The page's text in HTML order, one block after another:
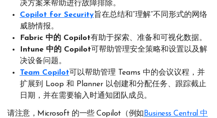
决方案来帮助进行故障排除。
Copilot for Security旨在总结和“理解”不同形式的网络
威胁情报。
Fabric 中的 Copilot有助于探索、准备和可视化数据。
Intune 中的 Copilot可帮助管理安全策略和设置以及解
决设备问题。
Team Copilot可以帮助管理 Teams 中的会议议程，并
扩展到 Loop 和 Planner 以创建和分配任务、跟踪截止
日期，并在需要输入时通知团队成员。
请注意，Microsoft 的一些 Copilot（例如 Business Central 中